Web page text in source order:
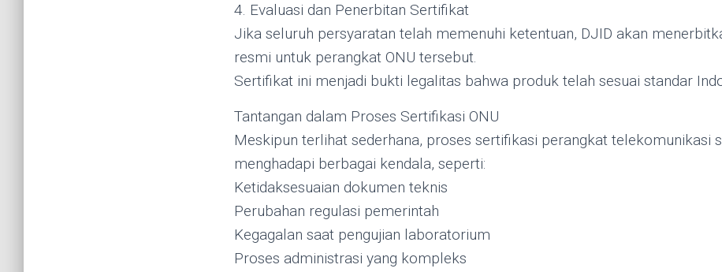
4. Evaluasi dan Penerbitan Sertifikat
Jika seluruh persyaratan telah memenuhi ketentuan, DJID akan
resmi untuk perangkat ONU tersebut.
Sertifikat ini menjadi bukti legalitas bahwa produk telah sesuai standar
Tantangan dalam Proses Sertifikasi ONU
Meskipun terlihat sederhana, proses sertifikasi perangkat telekomunikasi
menghadapi berbagai kendala, seperti:
Ketidaksesuaian dokumen teknis
Perubahan regulasi pemerintah
Kegagalan saat pengujian laboratorium
Proses administrasi yang kompleks